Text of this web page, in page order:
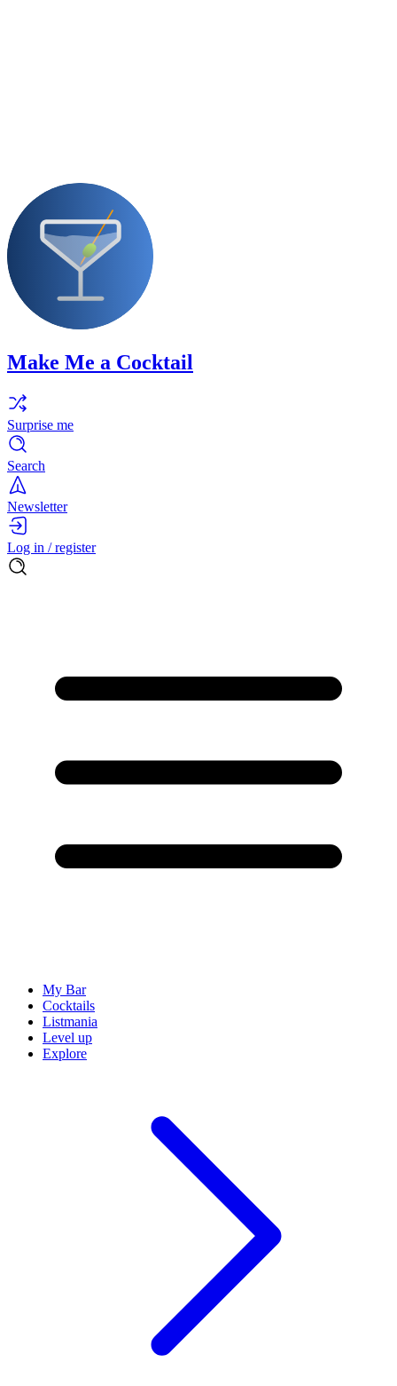
Make Me a Cocktail
Surprise me
Search
Newsletter
Log in / register
My Bar
Cocktails
Listmania
Level up
Explore